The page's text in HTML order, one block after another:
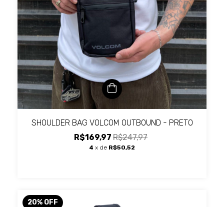
SHOULDER BAG VOLCOM OUTBOUND - PRETO
R$169,97 R$247,97
4 x de R$50,52
20% OFF